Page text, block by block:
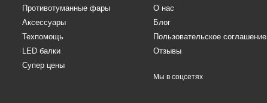
Противотуманные фары
Аксессуары
Техпомощь
LED балки
Супер цены
О нас
Блог
Пользовательское соглашение
Отзывы
Мы в соцсетях